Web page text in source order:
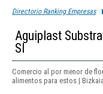
Directorio Ranking Empresas
Aguiplast
Sl
Comercio al por menor de
alimentos para estos | Bizkaia